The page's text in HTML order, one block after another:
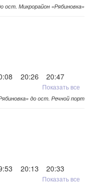
ост. Микрорайон «Рябиновка»
20:26
20:47
Показать все
до ост. Речной порт
20:13
20:33
Показать все